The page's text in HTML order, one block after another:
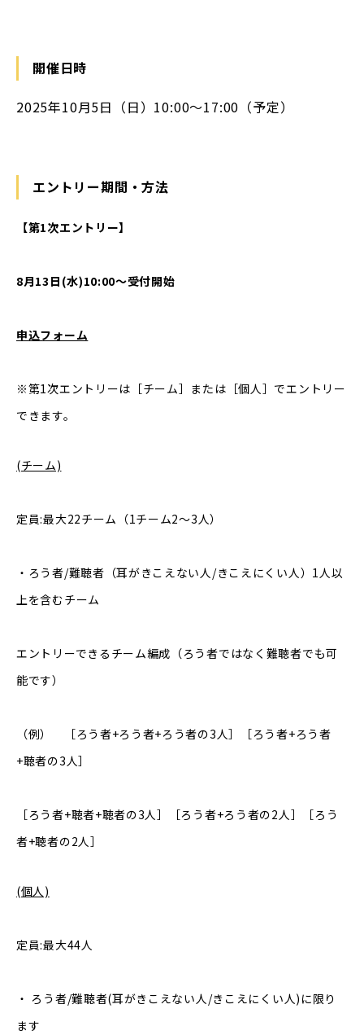
開催日時
2025年10月5日（日）10:00〜17:00（予定）
エントリー期間・方法
【第1次エントリー】
8月13日(水)10:00〜受付開始
申込フォーム
※第1次エントリーは［チーム］または［個人］でエントリー
できます。
(チーム)
定員:最大22チーム（1チーム2〜3人）
・ろう者/難聴者（耳がきこえない人/きこえにくい人）1人以
上を含むチーム
エントリーできるチーム編成（ろう者ではなく難聴者でも可
能です）
（例） ［ろう者+ろう者+ろう者の3人］［ろう者+ろう者
+聴者の3人］
［ろう者+聴者+聴者の3人］［ろう者+ろう者の2人］［ろう
者+聴者の2人］
(個人)
定員:最大44人
‧ ろう者/難聴者(耳がきこえない人/きこえにくい人)に限り
ます